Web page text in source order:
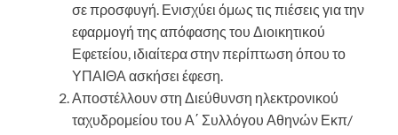
σε προσφυγή. Ενισχύει όμως τις πιέσεις για την
εφαρμογή της απόφασης του Διοικητικού
Εφετείου, ιδιαίτερα στην περίπτωση όπου το
ΥΠΑΙΘΑ ασκήσει έφεση.
Αποστέλλουν στη Διεύθυνση ηλεκτρονικού
ταχυδρομείου του Α΄ Συλλόγου Αθηνών Εκπ/